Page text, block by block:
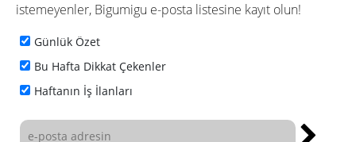
istemeyenler, Bigumigu e-posta listesine kayıt olun!
Günlük Özet
Bu Hafta Dikkat Çekenler
Haftanın İş İlanları